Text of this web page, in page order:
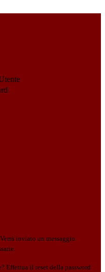
Verrà inviato un messaggio
Effettua il reset della password